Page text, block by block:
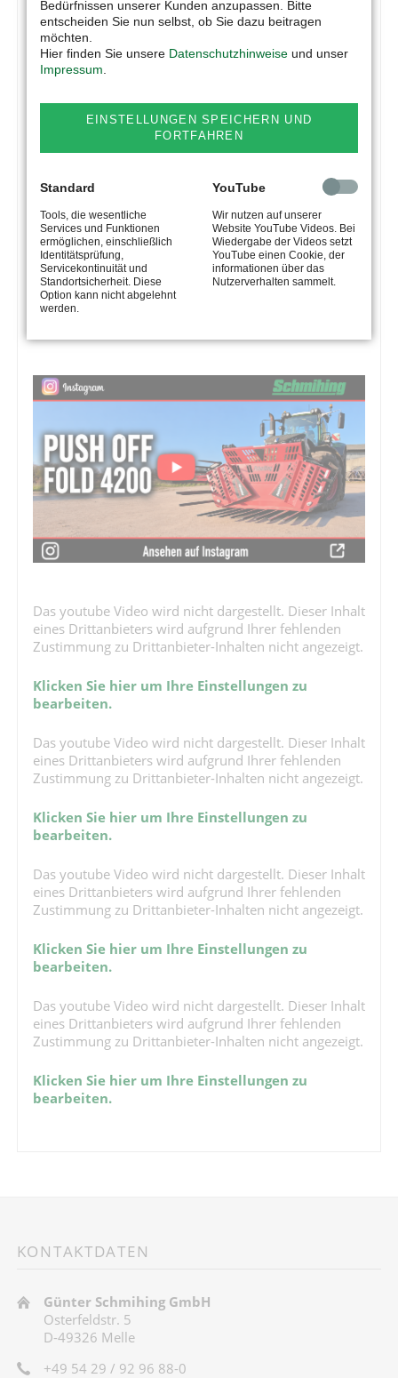
Das youtube Video wird nicht dargestellt. Dieser Inhalt
eines Drittanbieters wird aufgrund Ihrer fehlenden
Zustimmung zu Drittanbieter-Inhalten nicht angezeigt.
Klicken Sie hier um Ihre Einstellungen zu
bearbeiten.
Das youtube Video wird nicht dargestellt. Dieser Inhalt
eines Drittanbieters wird aufgrund Ihrer fehlenden
Zustimmung zu Drittanbieter-Inhalten nicht angezeigt.
Klicken Sie hier um Ihre Einstellungen zu
bearbeiten.
Das youtube Video wird nicht dargestellt. Dieser Inhalt
eines Drittanbieters wird aufgrund Ihrer fehlenden
Zustimmung zu Drittanbieter-Inhalten nicht angezeigt.
Klicken Sie hier um Ihre Einstellungen zu
bearbeiten.
Das youtube Video wird nicht dargestellt. Dieser Inhalt
eines Drittanbieters wird aufgrund Ihrer fehlenden
Zustimmung zu Drittanbieter-Inhalten nicht angezeigt.
Klicken Sie hier um Ihre Einstellungen zu
bearbeiten.
KONTAKTDATEN
Günter Schmihing GmbH
Osterfeldstr. 5
D-49326 Melle
+49 54 29 / 92 96 88-0
Bedürfnissen unserer Kunden anzupassen. Bitte
entscheiden Sie nun selbst, ob Sie dazu beitragen
möchten.
Hier finden Sie unsere Datenschutzhinweise und unser
Impressum
EINSTELLUNGEN SPEICHERN UND
FORTFAHREN
Standard
Tools, die wesentliche
Services und Funktionen
ermöglichen, einschließlich
Identitätsprüfung,
Servicekontinuität und
Standortsicherheit. Diese
Option kann nicht abgelehnt
werden.
YouTube
Wir nutzen auf unserer
Website YouTube Videos. Bei
Wiedergabe der Videos setzt
YouTube einen Cookie, der
informationen über das
Nutzerverhalten sammelt.